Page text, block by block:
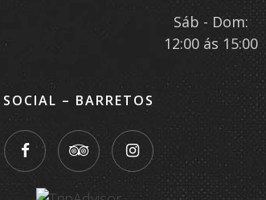
Sáb - Dom:
12:00 ás 15:00
SOCIAL – BARRETOS